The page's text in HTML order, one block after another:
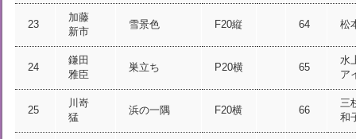
23
加藤
新市
雪景色 F20縦 64 松
24
鎌田
雅臣
巣立ち P20横 65
ア
25
川嵜
猛
浜の一隅 F20横 66
和